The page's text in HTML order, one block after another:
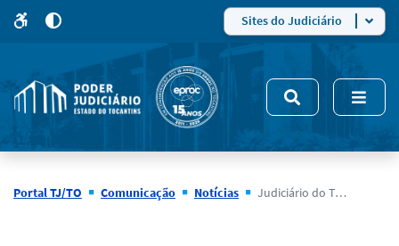
site
5
modo
de
alto
Sites do Judiciário
Portal TJ/TO Comunicação Notícias Judiciário do Tocantins é representado em seminário internacional de direito ambiental e constitucional em Brasília (DF)